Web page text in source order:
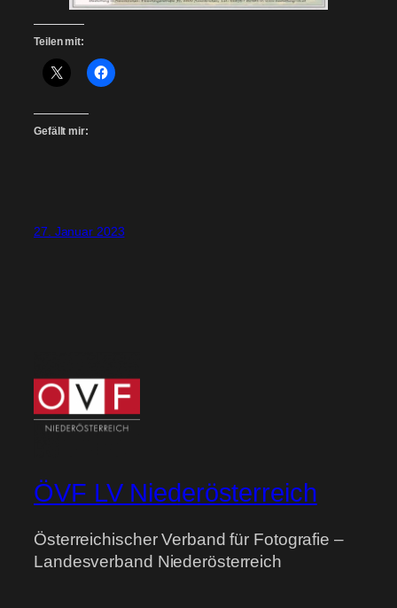
Teilen mit:
Gefällt mir:
27. Januar 2023
ÖVF LV Niederösterreich
Österreichischer Verband für Fotografie –
Landesverband Niederösterreich